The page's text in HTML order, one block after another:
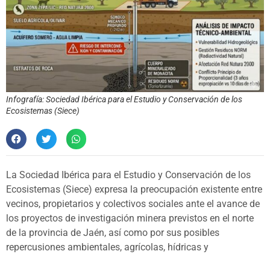
Infografía: Sociedad Ibérica para el Estudio y Conservación de los
Ecosistemas (Siece)
La Sociedad Ibérica para el Estudio y Conservación de los
Ecosistemas (Siece) expresa la preocupación existente entre
vecinos, propietarios y colectivos sociales ante el avance de
los proyectos de investigación minera previstos en el norte
de la provincia de Jaén, así como por sus posibles
repercusiones ambientales, agrícolas, hídricas y